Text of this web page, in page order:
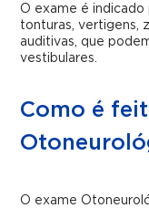
O exame é indicado
tonturas, vertigens,
auditivas, que
vestibulares.
Como é
O exame